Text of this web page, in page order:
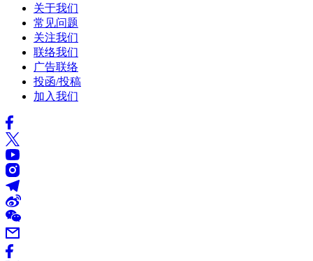
关于我们
常见问题
关注我们
联络我们
广告联络
投函/投稿
加入我们